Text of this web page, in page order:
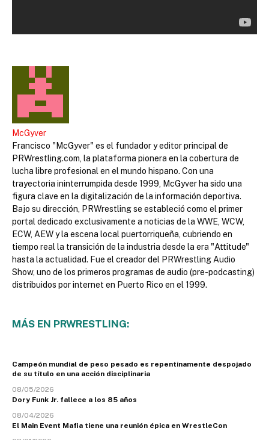
McGyver
Francisco "McGyver" es el fundador y editor principal de
PRWrestling.com, la plataforma pionera en la cobertura de
lucha libre profesional en el mundo hispano. Con una
trayectoria ininterrumpida desde 1999, McGyver ha sido una
figura clave en la digitalización de la información deportiva.
Bajo su dirección, PRWrestling se estableció como el primer
portal dedicado exclusivamente a noticias de la WWE, WCW,
ECW, AEW y la escena local puertorriqueña, cubriendo en
tiempo real la transición de la industria desde la era "Attitude"
hasta la actualidad. Fue el creador del PRWrestling Audio
Show, uno de los primeros programas de audio (pre-podcasting)
distribuidos por internet en Puerto Rico en el 1999.
MÁS EN PRWRESTLING:
Campeón mundial de peso pesado es repentinamente despojado
de su título en una acción disciplinaria
08/05/2026
Dory Funk Jr. fallece a los 85 años
08/04/2026
El Main Event Mafia tiene una reunión épica en WrestleCon